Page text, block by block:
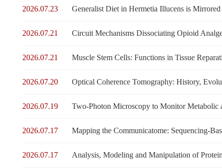
2026.07.23 Generalist Diet in Hermetia Illucens is
2026.07.21 Circuit Mechanisms Dissociating Opioid
2026.07.21 Muscle Stem Cells: Functions in Tissue
2026.07.20 Optical Coherence Tomography: History,
2026.07.19 Two-Photon Microscopy to Monitor Metabolic
2026.07.17 Mapping the Communicatome: Sequencing-
2026.07.17 Analysis, Modeling and Manipulation of